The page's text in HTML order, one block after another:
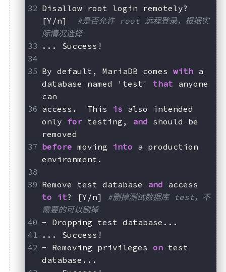
Disallow root login remotely?
[Y/n]
#是否允许 root 远程登录，根据实
际情况选择
... Success!
By default, MariaDB comes with a
database named 'test' that anyone
can
access.  This
is also intended
only for testing, and should be
removed
before moving into a production
environment.
Remove test database and
to
it? [Y/n]
#删掉测试数据库 test，不
需要的可以删掉
- Dropping test database...
... Success!
- Removing privileges on test
database...